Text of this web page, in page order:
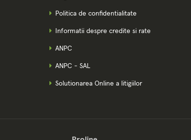
Politica de confidentialitate
Informatii despre credite si rate
ANPC
ANPC - SAL
Solutionarea Online a litigiilor